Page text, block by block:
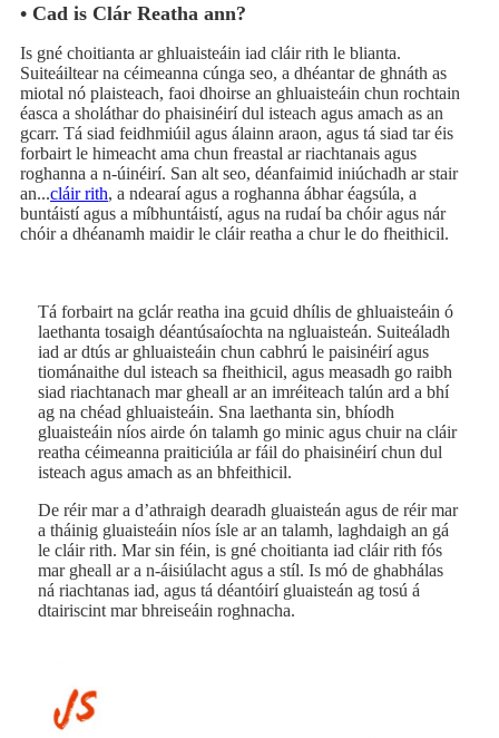
• Cad is Clár Reatha ann?
Is gné choitianta ar ghluaisteáin iad cláir rith le blianta.
Suiteáiltear na céimeanna cúnga seo, a dhéantar de ghnáth as
miotal nó plaisteach, faoi dhoirse an ghluaisteáin chun rochtain
éasca a sholáthar do phaisinéirí dul isteach agus amach as an
gcarr. Tá siad feidhmiúil agus álainn araon, agus tá siad tar éis
forbairt le himeacht ama chun freastal ar riachtanais agus
roghanna a n-úinéirí. San alt seo, déanfaimid iniúchadh ar stair
an...cláir rith, a ndearaí agus a roghanna ábhar éagsúla, a
buntáistí agus a míbhuntáistí, agus na rudaí ba chóir agus nár
chóir a dhéanamh maidir le cláir reatha a chur le do fheithicil.
Tá forbairt na gclár reatha ina gcuid dhílis de ghluaisteáin ó
laethanta tosaigh déantúsaíochta na ngluaisteán. Suiteáladh
iad ar dtús ar ghluaisteáin chun cabhrú le paisinéirí agus
tiománaithe dul isteach sa fheithicil, agus measadh go raibh
siad riachtanach mar gheall ar an imréiteach talún ard a bhí
ag na chéad ghluaisteáin. Sna laethanta sin, bhíodh
gluaisteáin níos airde ón talamh go minic agus chuir na cláir
reatha céimeanna praiticiúla ar fáil do phaisinéirí chun dul
isteach agus amach as an bhfeithicil.
De réir mar a d’athraigh dearadh gluaisteán agus de réir mar
a tháinig gluaisteáin níos ísle ar an talamh, laghdaigh an gá
le cláir rith. Mar sin féin, is gné choitianta iad cláir rith fós
mar gheall ar a n-áisiúlacht agus a stíl. Is mó de ghabhálas
ná riachtanas iad, agus tá déantóirí gluaisteán ag tosú á
dtairiscint mar bhreiseáin roghnacha.